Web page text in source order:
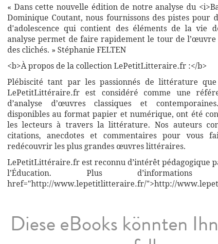
« Dans cette nouvelle édition de notre analyse du
Dominique Coutant, nous fournissons des pistes pour
d'adolescence qui contient des éléments de la vie
analyse permet de faire rapidement le tour de l’œuvre
des clichés. » Stéphanie FELTEN
<b>À propos de la collection LePetitLitteraire.fr :</b>
Plébiscité tant par les passionnés de littérature
LePetitLittéraire.fr est considéré comme une
d’analyse d’œuvres classiques et
disponibles au format papier et numérique, ont été
les lecteurs à travers la littérature. Nos auteurs
citations, anecdotes et commentaires pour vous
redécouvrir les plus grandes œuvres littéraires.
LePetitLittéraire.fr est reconnu d’intérêt pédagogique
l’Éducation. Plus
href="http://www.lepetitlitteraire.fr/">http://
Diese eBooks könnten